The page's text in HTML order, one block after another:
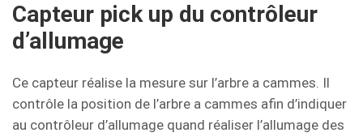
Capteur pick up du contrôleur
d’allumage
Ce capteur réalise la mesure sur l’arbre a cammes. Il
contrôle la position de l’arbre a cammes afin d’indiquer
au contrôleur d’allumage quand réaliser l’allumage des